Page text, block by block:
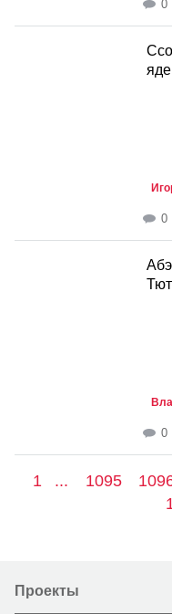
0
0
0
1 ... 1095
Проекты